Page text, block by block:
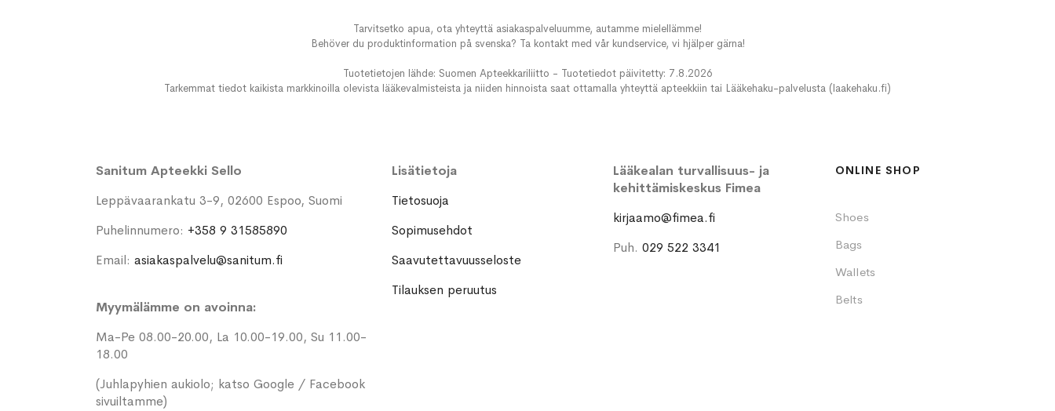
Tarvitsetko apua, ota yhteyttä asiakaspalveluumme, autamme mielellämme!
Behöver du produktinformation på svenska? Ta kontakt med vår kundservice, vi hjälper gärna!
Tuotetietojen lähde: Suomen Apteekkariliitto - Tuotetiedot päivitetty: 7.8.2026
Tarkemmat tiedot kaikista markkinoilla olevista lääkevalmisteista ja niiden hinnoista saat ottamalla yhteyttä apteekkiin tai Lääkehaku-palvelusta (laakehaku.fi)
Sanitum Apteekki Sello
Leppävaarankatu 3-9, 02600 Espoo, Suomi
Puhelinnumero: +358 9 31585890
Email: asiakaspalvelu@sanitum.fi
Myymälämme on avoinna:
Ma-Pe 08.00-20.00, La 10.00-19.00, Su 11.00-
18.00
(Juhlapyhien aukiolo; katso Google / Facebook
sivuiltamme)
Lisätietoja
Tietosuoja
Sopimusehdot
Saavutettavuusseloste
Tilauksen peruutus
Lääkealan turvallisuus- ja
kehittämiskeskus Fimea
kirjaamo@fimea.fi
Puh.029 522 3341
ONLINE SHOP
Shoes
Bags
Wallets
Belts